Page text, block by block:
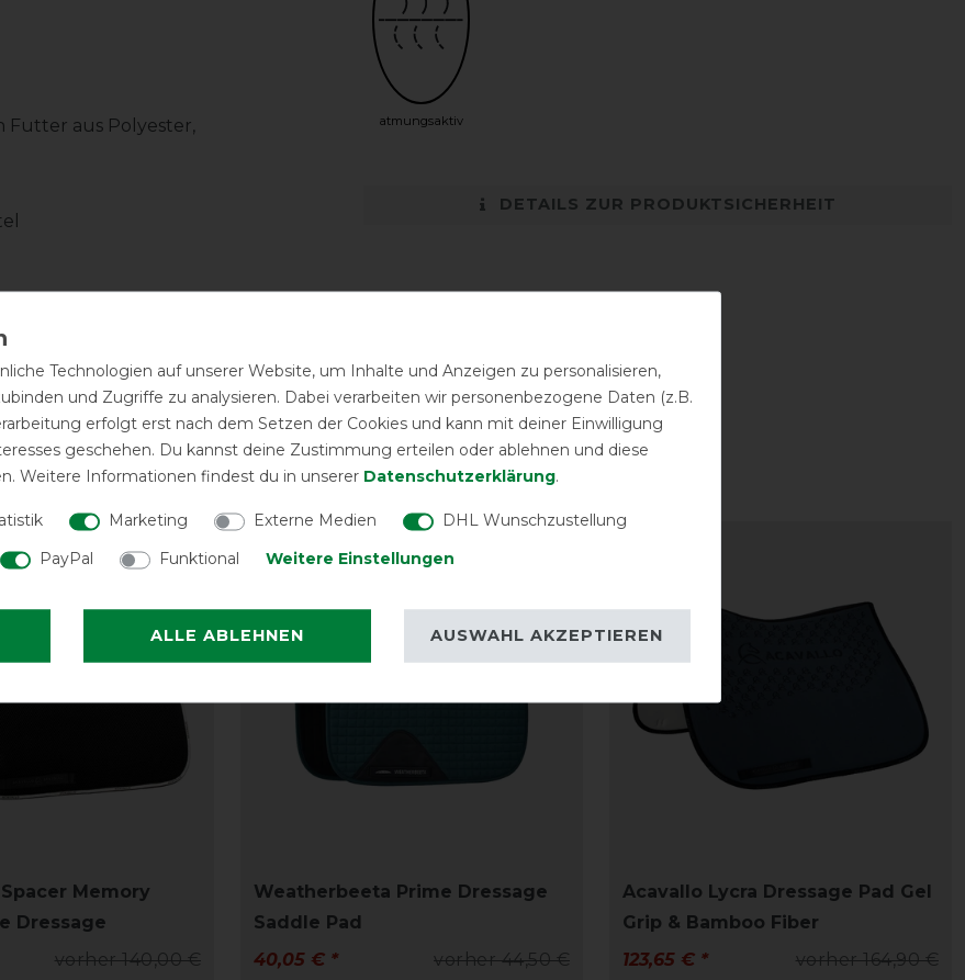
Futter aus Polyester,
atmungsaktiv
DETAILS ZUR PRODUKTSICHERHEIT
Memory
Dressage
vorher 140,00 €
-10%
Weatherbeeta Prime Dressage
Saddle Pad
vorher 44,50 €
40,05 € *
Acavallo Lycra Dressage Pad Gel
Grip & Bamboo Fiber
vorher 164,90 €
123,65 € *
Technologien auf unserer Website, um Inhalte und Anzeigen zu personalisieren,
und Zugriffe zu analysieren. Dabei verarbeiten wir personenbezogene Daten (z.B.
erfolgt erst nach dem Setzen der Cookies und kann mit deiner Einwilligung
geschehen. Du kannst deine Zustimmung erteilen oder ablehnen und diese
Weitere Informationen findest du in unserer Daten­schutz­erklärung.
Marketing Externe Medien
DHL Wunschzustellung
PayPal
Funktional Weitere Einstellungen
ALLE ABLEHNEN AUSWAHL AKZEPTIEREN